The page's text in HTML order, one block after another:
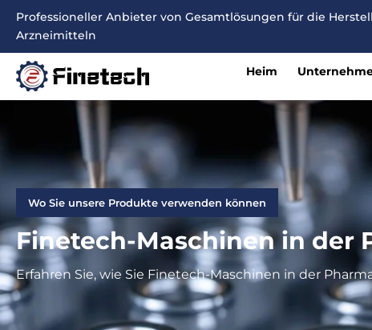
Zum
Inhalt
springen
Professioneller Anbieter von Gesamtlösungen für die
Arzneimitteln
Heim
Wo Sie unsere Produkte verwenden können
Finetech-Maschinen in der
Erfahren Sie, wie Sie Finetech-Maschinen in der